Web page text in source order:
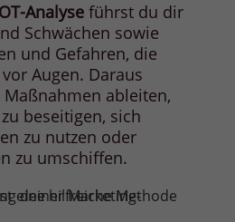
Analyseführst du dir
Schwächen sowie
und Gefahren, die
Augen. Daraus
ableiten,
beseitigen, sich
zu nutzen oder
zu umschiffen.